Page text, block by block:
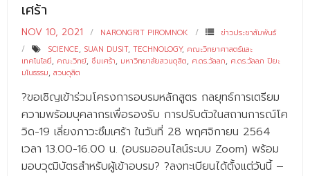
เศร้า
NOV 10, 2021 NARONGRIT PIROMNOK
ข่าวประชาสัมพันธ์
SCIENCE, SUAN DUSIT, TECHNOLOGY, คณะวิทยาศาสตร์และ
เทคโนโลยี, คณะวิทย์, ซึมเศร้า, มหาวิทยาลัยสวนดุสิต, ศ.ดร.วัลลภ, ศ.ดร.วัลลภ ปิยะ
มโนธรรม, สวนดุสิต
?ขอเชิญเข้าร่วมโครงการอบรมหลักสูตร กลยุทธ์การเตรียม
ความพร้อมบุคลากรเพื่อรองรับ การปรับตัวในสถานการณ์โค
วิด-19 เลี่ยงภาวะซึมเศร้า ในวันที่ 28 พฤศจิกายน 2564
เวลา 13.00-16.00 น. (อบรมออนไลน์ระบบ Zoom) พร้อม
มอบวุฒิบัตรสำหรับผู้เข้าอบรม? ?ลงทะเบียนได้ตั้งแต่วันนี้ –